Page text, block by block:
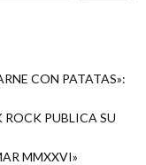
CON PATATAS»:
ROCK PUBLICA SU
MMXXVI»